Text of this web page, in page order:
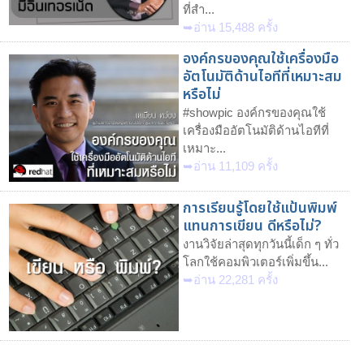
ที่สำ...
➥อ่าน 15,488 ครั้ง
องค์กรของคุณใช้เครื่องมือ
อัตโนมัติด้านไอทีที่เหมาะสม
หรือไม่
#showpic องค์กรของคุณใช้
เครื่องมืออัตโนมัติด้านไอทีที่
เหมาะ...
➥อ่าน 11,109 ครั้ง
การเรียนรู้โดยใช้แป้นพิมพ์
แทนการเขียน ดีหรือไม่?
งานวิจัยล่าสุดทุกวันนี้เด็ก ๆ ทั่ว
โลกใช้คอมพิวเตอร์เพิ่มขึ้น...
➥อ่าน 22,281 ครั้ง